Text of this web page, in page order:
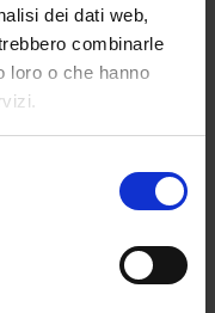
dei dati web,
combinarle
loro o che hanno
nati
di ricerca in
da queste,
dei territori,
trasformare
rischio di